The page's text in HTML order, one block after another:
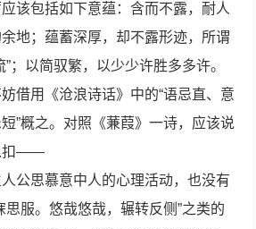
该包括如下意蕴：含而不露，耐人
地；蕴蓄深厚，却不露形迹，所谓
；以简驭繁，以少少许胜多多许。
借用《沧浪诗话》中的“语忌直、意
”概之。对照《蒹葭》一诗，应该说
扣——
公思慕意中人的心理活动，也没有
思服。悠哉悠哉，辗转反侧”之类的